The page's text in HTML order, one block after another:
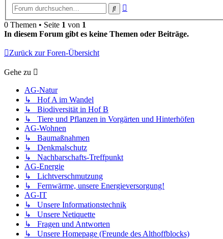
Suche
0 Themen • Seite 1 von 1
In diesem Forum gibt es keine Themen oder Beiträge.
Zurück zur Foren-Übersicht
Gehe zu
AG-Natur
↳ Hof A im Wandel
↳ Biodiversität in Hof B
↳ Tiere und Pflanzen in Vorgärten und Hinterhöfen
AG-Wohnen
↳ Baumaßnahmen
↳ Denkmalschutz
↳ Nachbarschafts-Treffpunkt
AG-Energie
↳ Lichtverschmutzung
↳ Fernwärme, unsere Energieversorgung!
AG-IT
↳ Unsere Informationstechnik
↳ Unsere Netiquette
↳ Fragen und Antworten
↳ Unsere Homepage (Freunde des Althoffblocks)